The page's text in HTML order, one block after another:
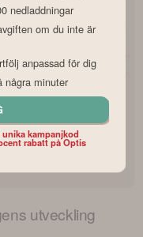
Bästa
Bästa
med lägst
utveckling
nedladdningar
om du inte är
anpassad för dig
några minuter
kampanjkod
rabatt på Optis